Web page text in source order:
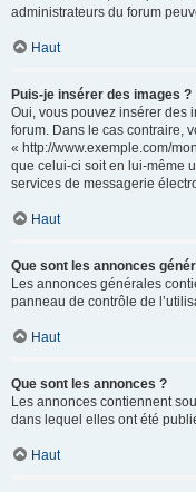
administrateurs du forum
Haut
Puis-je insérer des images ?
Oui, vous pouvez insérer des
forum. Dans le cas contraire,
« http://www.exemple.com/
que celui-ci soit en lui-même
services de messagerie
Haut
Que sont les annonces
Les annonces générales
panneau de contrôle de
Haut
Que sont les annonces ?
Les annonces contiennent
dans lequel elles ont été
Haut